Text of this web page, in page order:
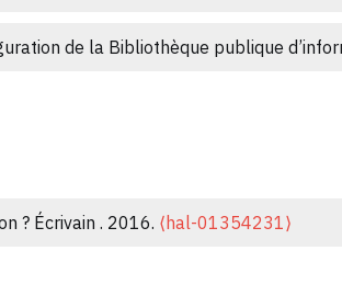
01419107⟩
de la Bibliothèque publique
? Écrivain . 2016. ⟨hal-01354231⟩